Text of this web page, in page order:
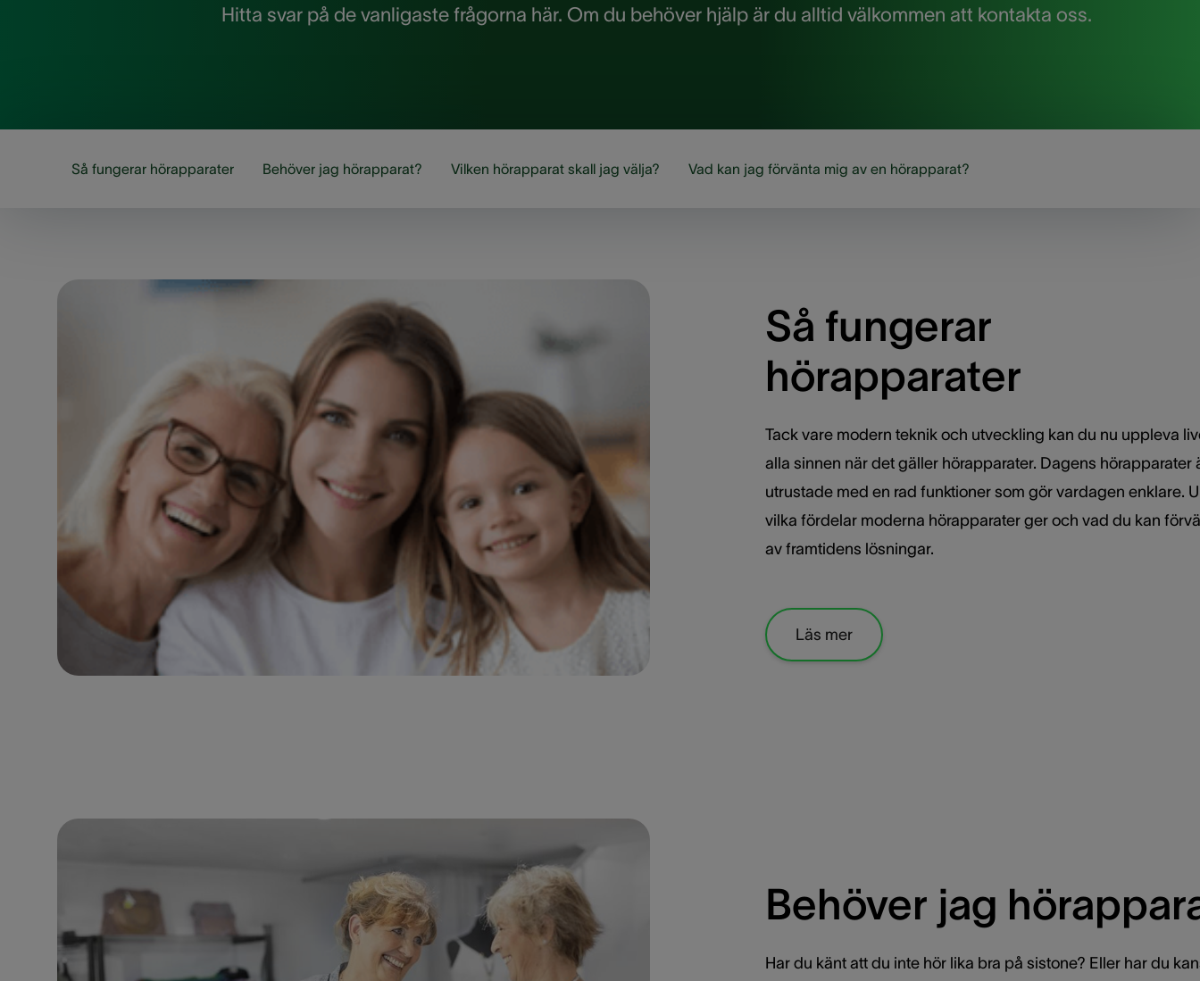
Hitta svar på de vanligaste frågorna här. Om du behöver hjälp är du alltid välkommen att kontakta oss.
Så fungerar hörapparater Behöver jag hörapparat? Vilken hörapparat skall jag välja? Vad kan jag förvänta mig av en hörapparat?
Så fungerar
hörapparater
Tack vare modern teknik och utveckling kan du nu uppleva
alla sinnen när det gäller hörapparater. Dagens hörapparater
utrustade med en rad funktioner som gör vardagen enklare.
vilka fördelar moderna hörapparater ger och vad du kan
av framtidens lösningar.
Läs mer
Behöver jag
Har du känt att du inte hör lika bra på sistone? Eller har du